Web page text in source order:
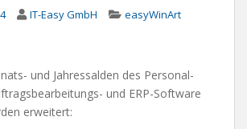
IT-Easy GmbH
easyWinArt
und Jahressalden des Personal-
und ERP-Software
erweitert: